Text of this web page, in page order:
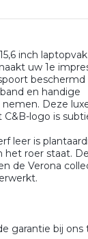
inch
uw 1e
en handige
Deze
logo is
leer is
het roer staat.
de Verona
garantie bij ons